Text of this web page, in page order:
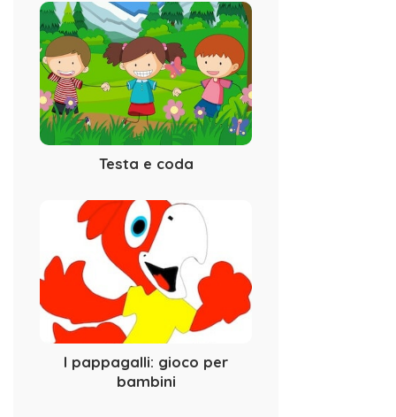
Testa e coda
I pappagalli: gioco per
bambini